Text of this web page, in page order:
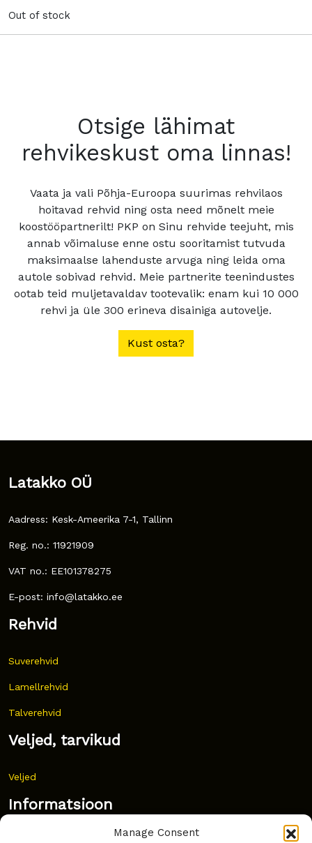
Manage Consent
Out of stock
Otsige lähimat
rehvikeskust oma linnas!
Vaata ja vali Põhja-Euroopa suurimas rehvilaos
hoitavad rehvid ning osta need mõnelt meie
koostööpartnerilt! PKP on Sinu rehvide teejuht, mis
annab võimaluse enne ostu sooritamist tutvuda
maksimaalse lahenduste arvuga ning leida oma
autole sobivad rehvid. Meie partnerite teenindustes
ootab teid muljetavaldav tootevalik: enam kui 10 000
rehvi ja üle 300 erineva disainiga autovelje.
Kust osta?
Latakko OÜ
Aadress: Kesk-Ameerika 7-1, Tallinn
Reg. no.: 11921909
VAT no.: EE101378275
E-post: info@latakko.ee
Rehvid
Suverehvid
Lamellrehvid
Talverehvid
Veljed, tarvikud
Veljed
Informatsioon